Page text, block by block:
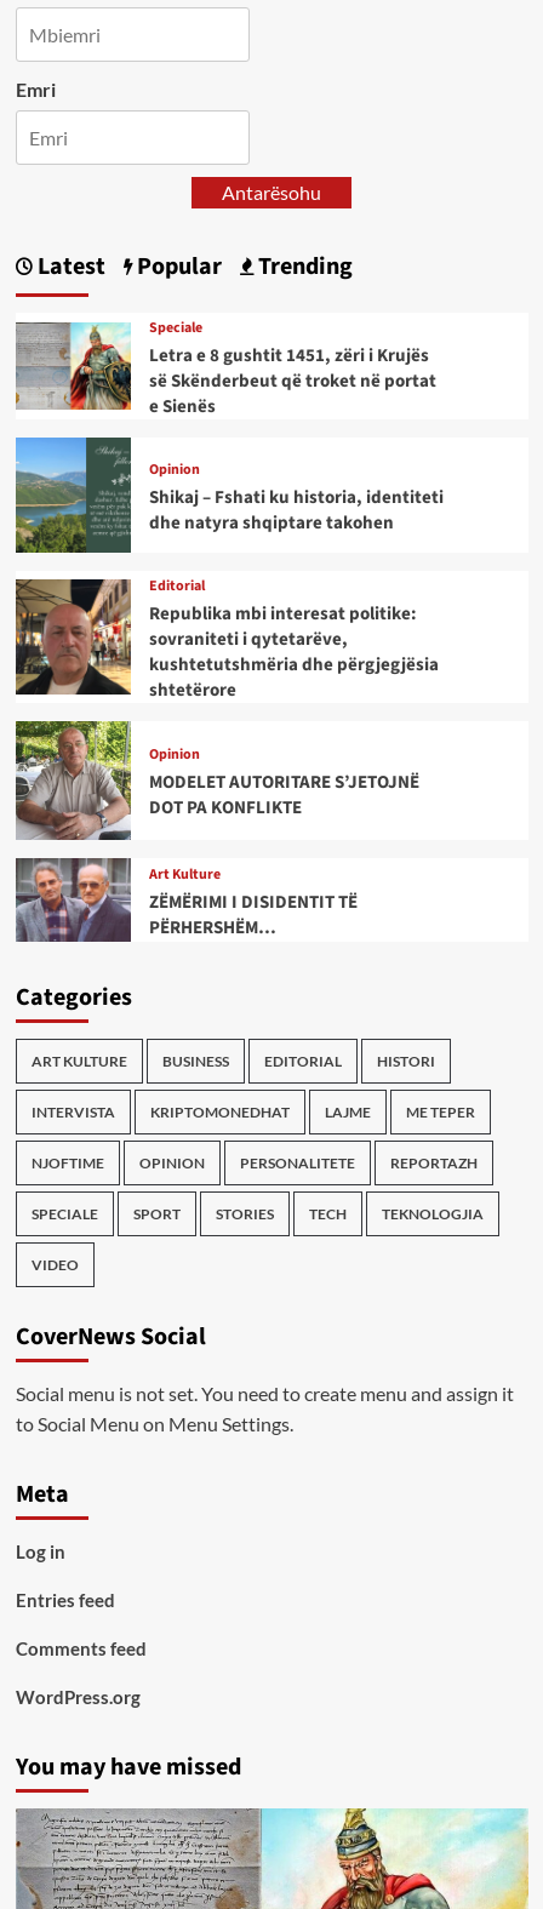
Emri
Antarësohu
Latest Popular Trending
Speciale
Letra e 8 gushtit 1451, zëri i Krujës
së Skënderbeut që troket në portat
e Sienës
Opinion
Shikaj – Fshati ku historia, identiteti
dhe natyra shqiptare takohen
Editorial
Republika mbi interesat politike:
sovraniteti i qytetarëve,
kushtetutshmëria dhe përgjegjësia
shtetërore
Opinion
MODELET AUTORITARE S’JETOJNË
DOT PA KONFLIKTE
Art Kulture
ZËMËRIMI I DISIDENTIT TË
PËRHERSHËM…
Categories
ART KULTURE BUSINESS EDITORIAL HISTORI
INTERVISTA KRIPTOMONEDHAT LAJME ME TEPER
NJOFTIME OPINION PERSONALITETE REPORTAZH
SPECIALE SPORT STORIES TECH TEKNOLOGJIA
VIDEO
CoverNews Social
Social menu is not set. You need to create menu and assign it
to Social Menu on Menu Settings.
Meta
Log in
Entries feed
Comments feed
WordPress.org
You may have missed